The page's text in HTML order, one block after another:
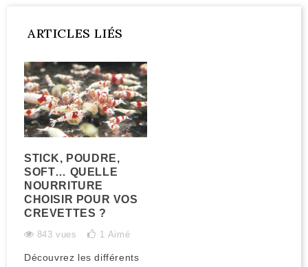
ARTICLES LIÉS
STICK, POUDRE,
SOFT… QUELLE
NOURRITURE
CHOISIR POUR VOS
CREVETTES ?
843 vues 1 Aimé
Découvrez les différents